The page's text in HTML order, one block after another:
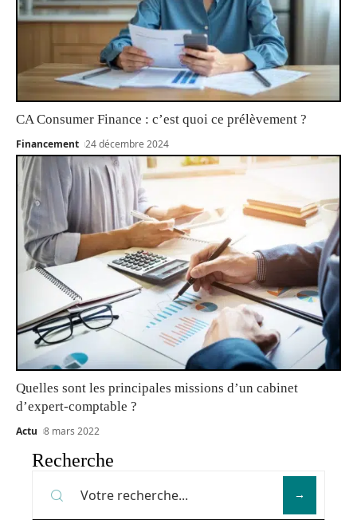
CA Consumer Finance : c’est quoi ce prélèvement ?
Financement 24 décembre 2024
Quelles sont les principales missions d’un cabinet
d’expert-comptable ?
Actu 8 mars 2022
Recherche